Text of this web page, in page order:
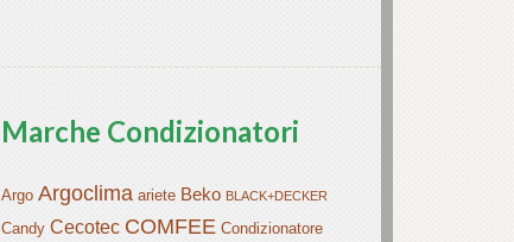
Marche Condizionatori
Argo Argoclima ariete Beko BLACK+DECKER
Candy Cecotec COMFEE Condizionatore